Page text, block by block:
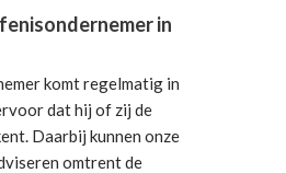
in
komt regelmatig in
dat hij of zij de
Daarbij kunnen onze
omtrent de